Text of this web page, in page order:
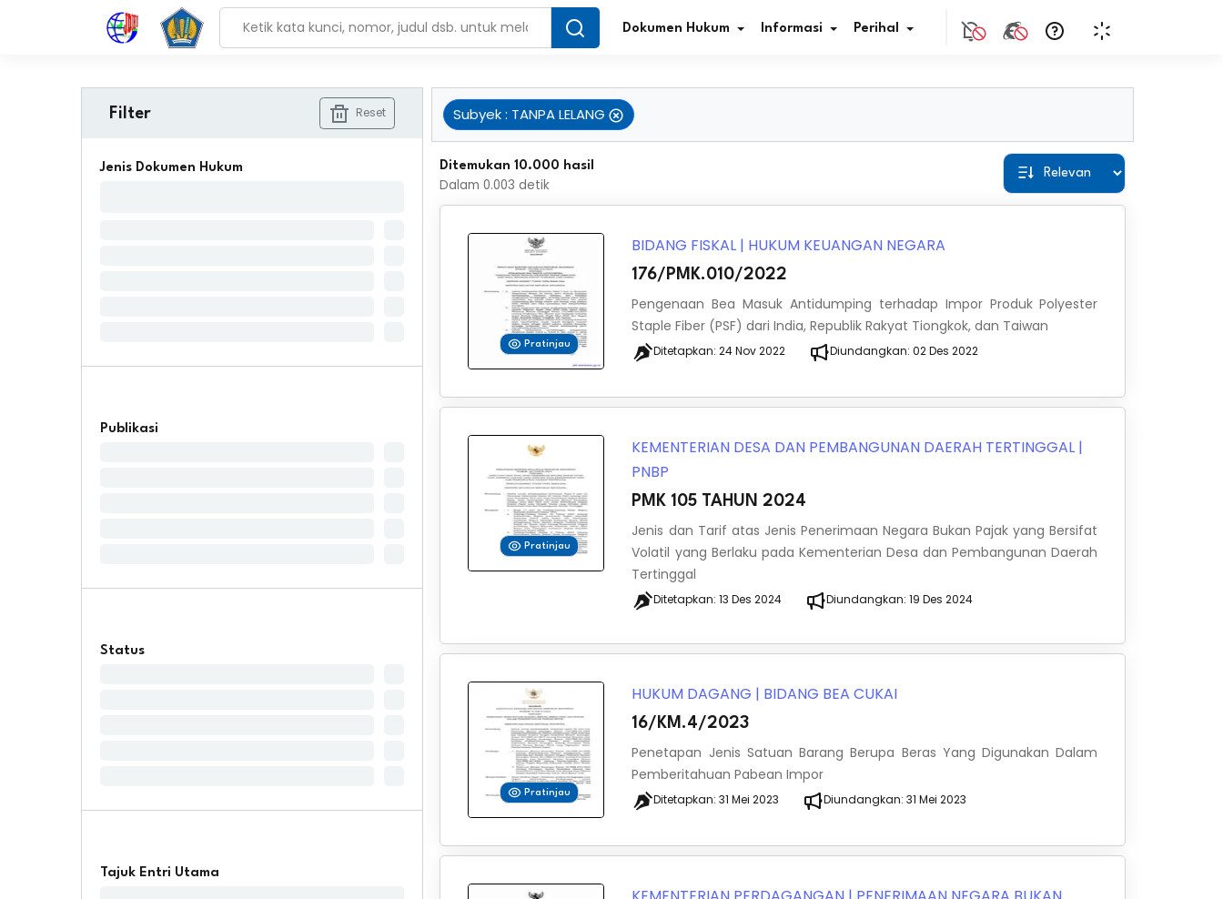
Dokumen Hukum Informasi
Infografis Regulasi
Direktori Regulasi
Program Perencanaan
Penelitian/Pengkajian Hukum
Video Sosialisasi
Kamus Hukum
Berita
Statistik
Penghargaan JDIH
Perihal
Filter Reset
Jenis Dokumen Hukum
Publikasi
Status
Tajuk Entri Utama
Subyek: TANPA LELANG
Ditemukan 10.000 hasil
Dalam0.003 detik
Pratinjau
BIDANG FISKAL | HUKUM KEUANGAN NEGARA
176/PMK.010/2022
Pengenaan Bea Masuk Antidumping terhadap Impor Produk Polyester
Staple Fiber (PSF) dari India, Republik Rakyat Tiongkok, dan Taiwan
Ditetapkan:24 Nov 2022 Diundangkan:02 Des 2022
Pratinjau
KEMENTERIAN DESA DAN PEMBANGUNAN DAERAH TERTINGGAL |
PNBP
PMK 105 TAHUN 2024
Jenis dan Tarif atas Jenis Penerimaan Negara Bukan Pajak yang Bersifat
Volatil yang Berlaku pada Kementerian Desa dan Pembangunan Daerah
Tertinggal
Ditetapkan:13 Des 2024 Diundangkan:19 Des 2024
Pratinjau
HUKUM DAGANG | BIDANG BEA CUKAI
16/KM.4/2023
Penetapan Jenis Satuan Barang Berupa Beras Yang Digunakan Dalam
Pemberitahuan Pabean Impor
Ditetapkan:31 Mei 2023 Diundangkan:31 Mei 2023